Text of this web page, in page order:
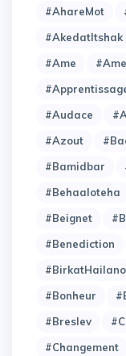
#AhareMot
#AkedatItshak
#Ame
#Audace
#Azout
#Bamidbar
#Behaaloteha
#Beignet
#Benediction
#Bonheur
#Breslev
#Changement